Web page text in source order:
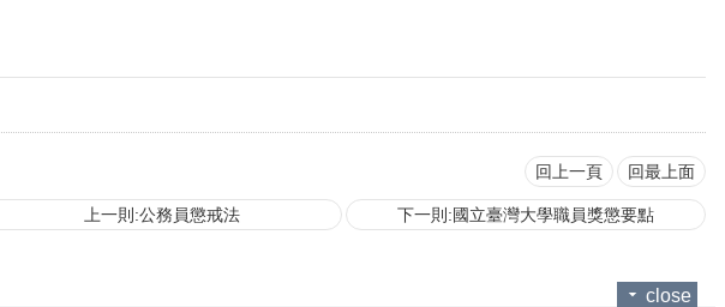
回上一頁 回最上面
上一則:公務員懲戒法 下一則:國立臺灣大學職員獎懲要點
close